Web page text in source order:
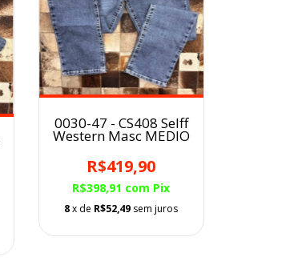
0030-47 - CS408 Selff
Western Masc MEDIO
R$419,90
R$398,91 com Pix
8x de R$52,49 sem juros